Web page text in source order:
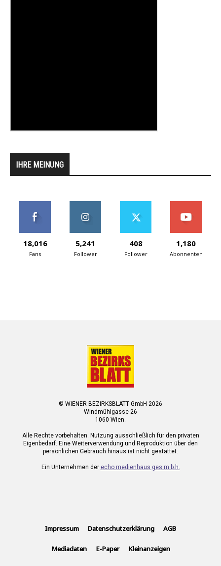
IHRE MEINUNG
18,016
Fans
5,241
Follower
408
Follower
1,180
Abonnenten
© WIENER BEZIRKSBLATT GmbH 2026
Windmühlgasse 26
1060 Wien.
Alle Rechte vorbehalten. Nutzung ausschließlich für den privaten
Eigenbedarf. Eine Weiterverwendung und Reproduktion über den
persönlichen Gebrauch hinaus ist nicht gestattet.
Ein Unternehmen der echo medienhaus ges.m.b.h.
Impressum Datenschutzerklärung AGB
Mediadaten E-Paper Kleinanzeigen